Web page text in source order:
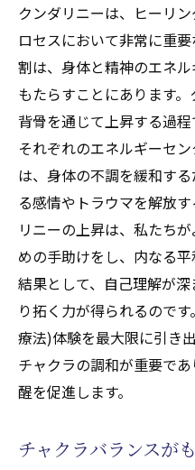
クンダリニーは、ヒーリ
ロセスにおいて非常に重
割は、身体と精神のエネ
もたらすことにあります
背骨を通じて上昇する過程
それぞれのエネルギーセ
は、身体の不調を緩和す
る感情やトラウマを解放
リニーの上昇は、私たち
めの手助けをし、内なる平
結果として、自己理解が
り拓く力が得られるので
療法)体験を最大限に引き
チャクラの調和が重要で
醒を促進します。
チャクラバランスが